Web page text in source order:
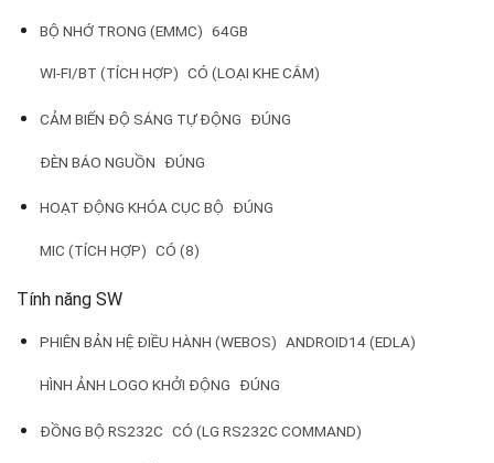
BỘ NHỚ TRONG (EMMC) 64GB
WI-FI/BT (TÍCH HỢP) CÓ (LOẠI KHE CẮM)
CẢM BIẾN ĐỘ SÁNG TỰ ĐỘNG ĐÚNG
ĐÈN BÁO NGUỒN ĐÚNG
HOẠT ĐỘNG KHÓA CỤC BỘ ĐÚNG
MIC (TÍCH HỢP) CÓ (8)
Tính năng SW
PHIÊN BẢN HỆ ĐIỀU HÀNH (WEBOS) ANDROID14 (EDLA)
HÌNH ẢNH LOGO KHỞI ĐỘNG ĐÚNG
ĐỒNG BỘ RS232C CÓ (LG RS232C COMMAND)